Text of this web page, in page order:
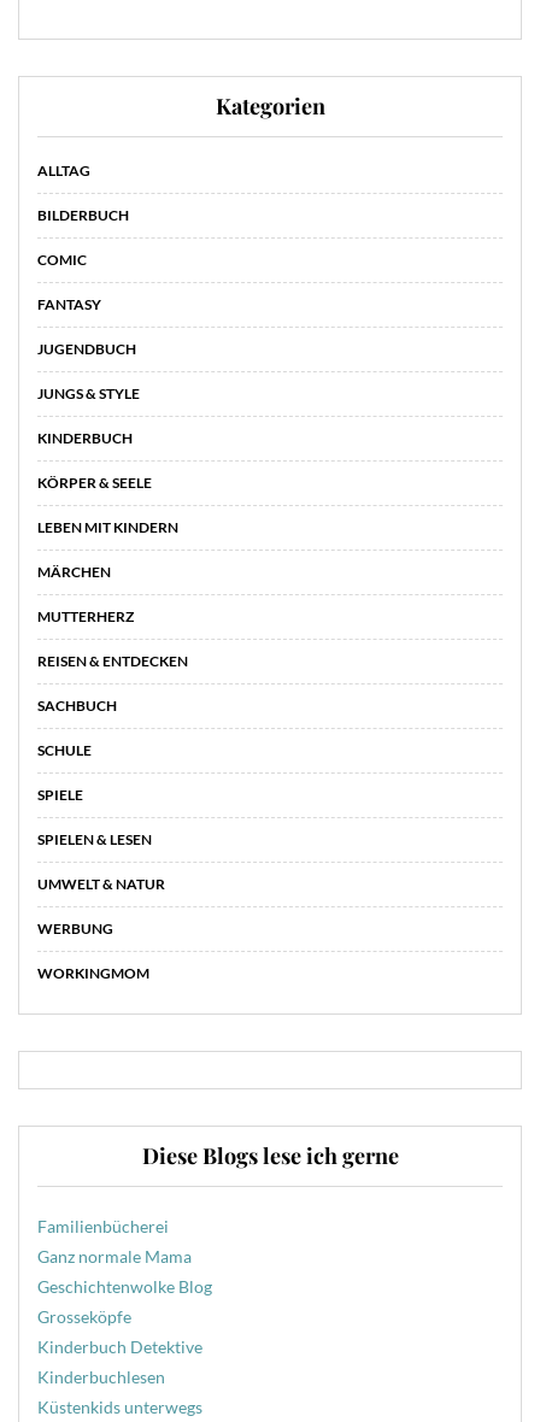
Kategorien
ALLTAG
BILDERBUCH
COMIC
FANTASY
JUGENDBUCH
JUNGS & STYLE
KINDERBUCH
KÖRPER & SEELE
LEBEN MIT KINDERN
MÄRCHEN
MUTTERHERZ
REISEN & ENTDECKEN
SACHBUCH
SCHULE
SPIELE
SPIELEN & LESEN
UMWELT & NATUR
WERBUNG
WORKINGMOM
Diese Blogs lese ich gerne
Familienbücherei
Ganz normale Mama
Geschichtenwolke Blog
Grosseköpfe
Kinderbuch Detektive
Kinderbuchlesen
Küstenkids unterwegs